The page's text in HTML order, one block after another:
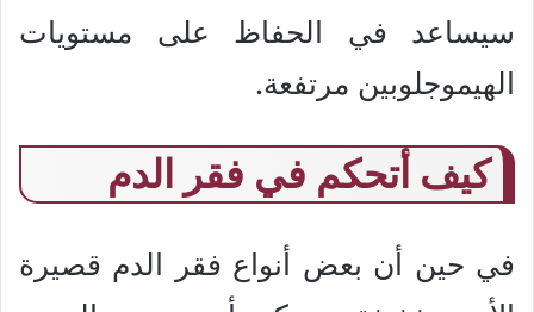
سيساعد في الحفاظ على مستويات
الهيموجلوبين مرتفعة.
كيف أتحكم في فقر الدم
في حين أن بعض أنواع فقر الدم قصيرة